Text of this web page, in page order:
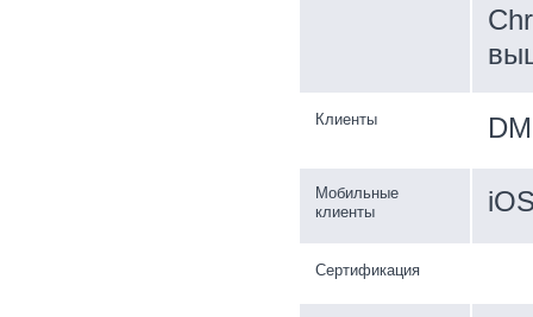
Клиенты
Мобильные
клиенты
Сертификация